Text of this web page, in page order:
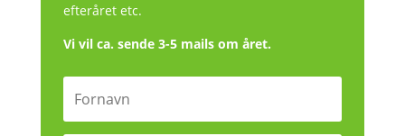
efteråret etc.
Vi vil ca. sende 3-5 mails om året.